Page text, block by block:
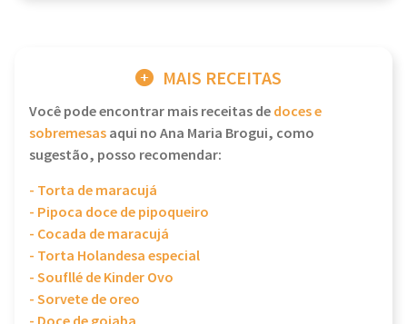
MAIS RECEITAS
Você pode encontrar mais receitas dedoces e
sobremesasaqui no Ana Maria Brogui, como
sugestão, posso recomendar:
- Torta de maracujá
- Pipoca doce de pipoqueiro
- Cocada de maracujá
- Torta Holandesa especial
- Soufllé de Kinder Ovo
- Sorvete de oreo